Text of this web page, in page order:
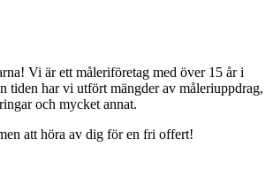
Vi är ett måleriföretag med över 15 år i
tiden har vi utfört mängder av måleriuppdrag,
och mycket annat.
att höra av dig för en fri offert!